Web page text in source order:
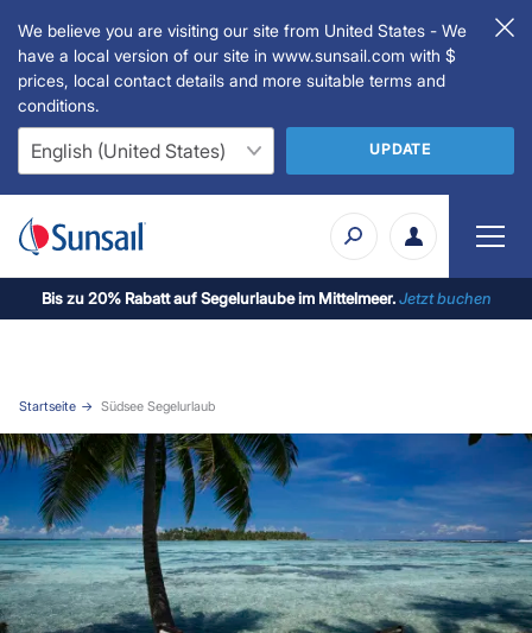
We believe you are visiting our site from United States - We
have a local version of our site in www.sunsail.com with $
prices, local contact details and more suitable terms and
conditions.
UPDATE
Bis zu 20% Rabatt auf Segelurlaube im Mittelmeer.Jetzt buchen
Startseite Südsee Segelurlaub